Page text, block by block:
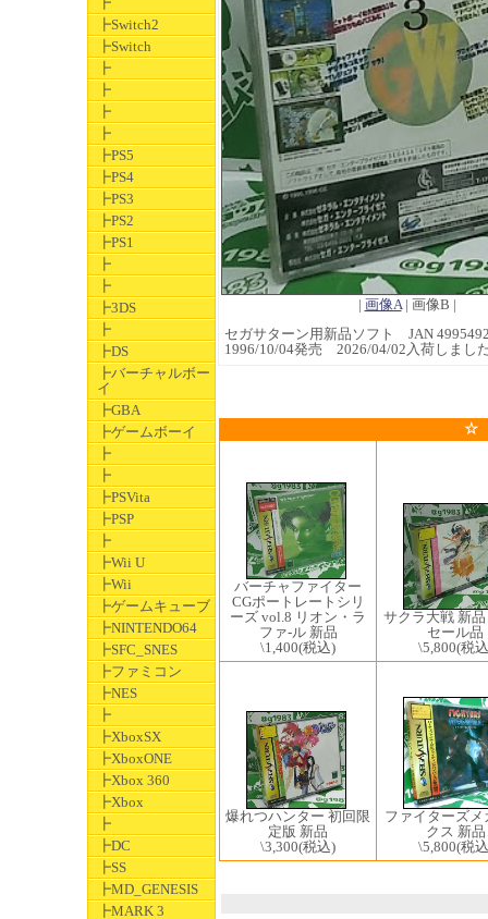
┣Switch2
┣Switch
┣
┣
┣
┣
┣PS5
┣PS4
┣PS3
┣PS2
┣PS1
┣
┣
┣3DS
┣
┣DS
┣バーチャルボー
イ
┣GBA
┣ゲームボーイ
┣
┣
┣PSVita
┣PSP
┣
┣Wii U
┣Wii
┣ゲームキューブ
┣NINTENDO64
┣SFC_SNES
┣ファミコン
┣NES
┣
┣XboxSX
┣XboxONE
┣Xbox 360
┣Xbox
┣
┣DC
┣SS
┣MD_GENESIS
┣MARK 3
| 画像A| 画像B |
セガサターン用新品ソフト JAN
1996/10/04発売 2026/04/02入荷しまし
☆
バーチャファイター
CGポートレートシリ
ーズ vol.8 リオン・ラ
ファ-ル 新品
\1,400(税込)
サクラ大戦 新
セール品
\5,800(税
爆れつハンター 初回限
定版 新品
\3,300(税込)
ファイターズメ
クス 新品
\5,800(税